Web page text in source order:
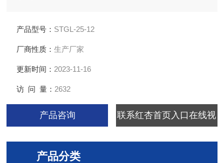
产品型号： STGL-25-12
厂商性质：生产厂家
更新时间： 2023-11-16
访 问 量： 2632
产品咨询 联系红杏首页入口在线视
产品分类